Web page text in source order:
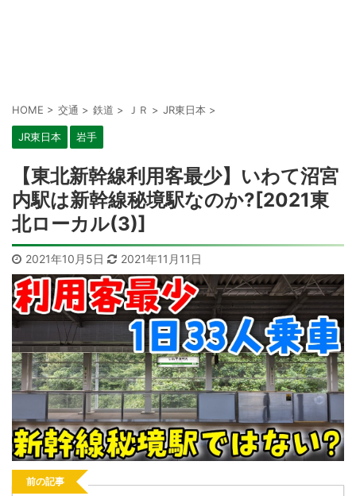
HOME > 交通 > 鉄道 > ＪＲ > JR東日本 >
JR東日本 岩手
【東北新幹線利用客最少】いわて沼宮
内駅は新幹線秘境駅なのか?[2021東
北ローカル(3)]
2021年10月5日 2021年11月11日
前の記事